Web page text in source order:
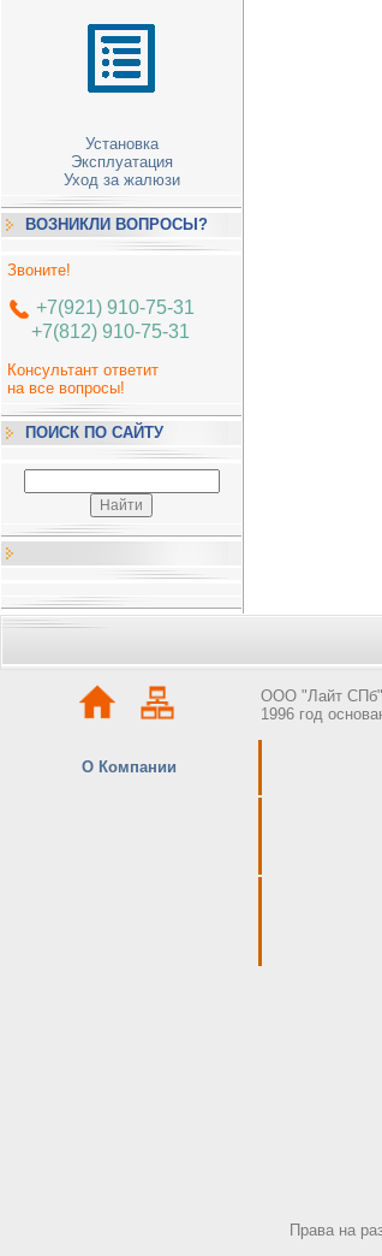
Установка
Эксплуатация
Уход за жалюзи
ВОЗНИКЛИ ВОПРОСЫ?
Звоните!
+7(921) 910-75-31
+7(812) 910-75-31
Консультант ответит
на все вопросы!
ПОИСК ПО САЙТУ
OOO "Лайт СПб"
1996 год
О Компании
Права на